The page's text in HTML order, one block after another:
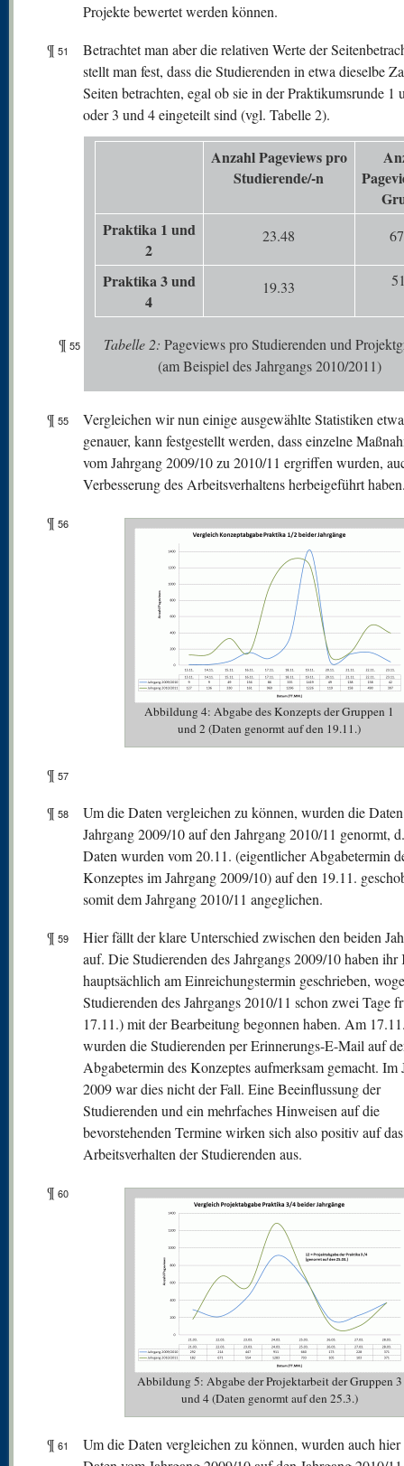
Projekte bewertet werden können.
¶ 51
Betrachtet man aber die relativen Werte der
stellt man fest, dass die Studierenden in etwa dieselbe
Seiten betrachten, egal ob sie in der Praktikumsrunde 1
oder 3 und 4 eingeteilt sind (vgl. Tabelle 2).
Anzahl Pageviews pro
Studierende/-n
Praktika 1 und
2
23.48
Praktika 3 und
4
19.33
¶ 55 Tabelle 2: Pageviews pro Studierenden und
(am Beispiel des Jahrgangs 2010/2011)
¶ 55
Vergleichen wir nun einige ausgewählte Statistiken
genauer, kann festgestellt werden, dass einzelne
vom Jahrgang 2009/10 zu 2010/11 ergriffen wurden,
Verbesserung des Arbeitsverhaltens herbeigeführt
¶ 56
Abbildung 4: Abgabe des Konzepts der Gruppen 1
und 2 (Daten genormt auf den 19.11.)
¶ 57
¶ 58
Um die Daten vergleichen zu können, wurden die
Jahrgang 2009/10 auf den Jahrgang 2010/11 genormt,
Daten wurden vom 20.11. (eigentlicher Abgabetermin
Konzeptes im Jahrgang 2009/10) auf den 19.11.
somit dem Jahrgang 2010/11 angeglichen.
¶ 59
Hier fällt der klare Unterschied zwischen den beiden
auf. Die Studierenden des Jahrgangs 2009/10 haben ihr
hauptsächlich am Einreichungstermin geschrieben,
Studierenden des Jahrgangs 2010/11 schon zwei Tage
17.11.) mit der Bearbeitung begonnen haben. Am
wurden die Studierenden per Erinnerungs-E-Mail auf
Abgabetermin des Konzeptes aufmerksam gemacht. Im
2009 war dies nicht der Fall. Eine Beeinflussung der
Studierenden und ein mehrfaches Hinweisen auf die
bevorstehenden Termine wirken sich also positiv auf das
Arbeitsverhalten der Studierenden aus.
¶ 60
Abbildung 5: Abgabe der Projektarbeit der Gruppen 3
und 4 (Daten genormt auf den 25.3.)
¶ 61
Um die Daten vergleichen zu können, wurden auch hier